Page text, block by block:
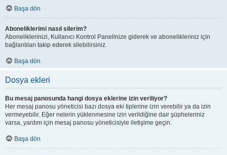
Başa dön
Aboneliklerimi nasıl silerim?
Aboneliklerinizi, Kullanıcı Kontrol Panelinize giderek ve abonelikleriniz için
bağlantıları takip ederek silebilirsiniz.
Başa dön
Dosya ekleri
Bu mesaj panosunda hangi dosya eklerine izin veriliyor?
Her mesaj panosu yöneticisi bazı dosya eki tiplerine izin verebilir ya da izin
vermeyebilir. Eğer nelerin yüklenmesine izin verildiğine dair şüpheleriniz
varsa, yardım için mesaj panosu yöneticisiyle iletişime geçin.
Başa dön